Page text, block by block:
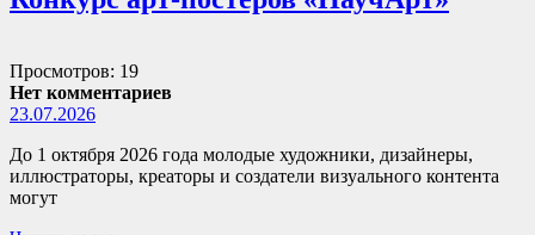
Просмотров: 19
Нет комментариев
23.07.2026
До 1 октября 2026 года молодые художники, дизайнеры,
иллюстраторы, креаторы и создатели визуального контента
могут